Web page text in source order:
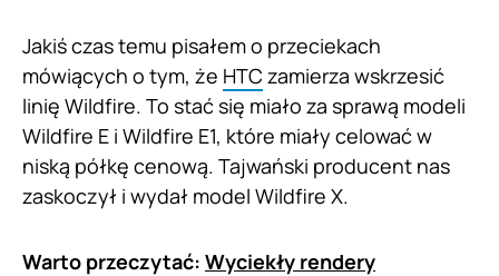
Jakiś czas temu pisałem o przeciekach
mówiących o tym, że HTC zamierza wskrzesić
linię Wildfire. To stać się miało za sprawą modeli
Wildfire E i Wildfire E1, które miały celować w
niską półkę cenową. Tajwański producent nas
zaskoczył i wydał model Wildfire X.
Warto przeczytać: Wyciekły rendery